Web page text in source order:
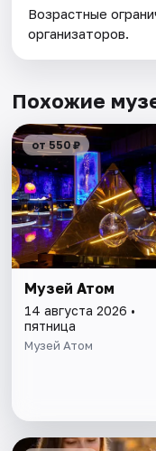
Возрастные
организаторов.
Похожие
от 550 ₽
Музей Атом
14 августа 2026 •
пятница
Музей Атом